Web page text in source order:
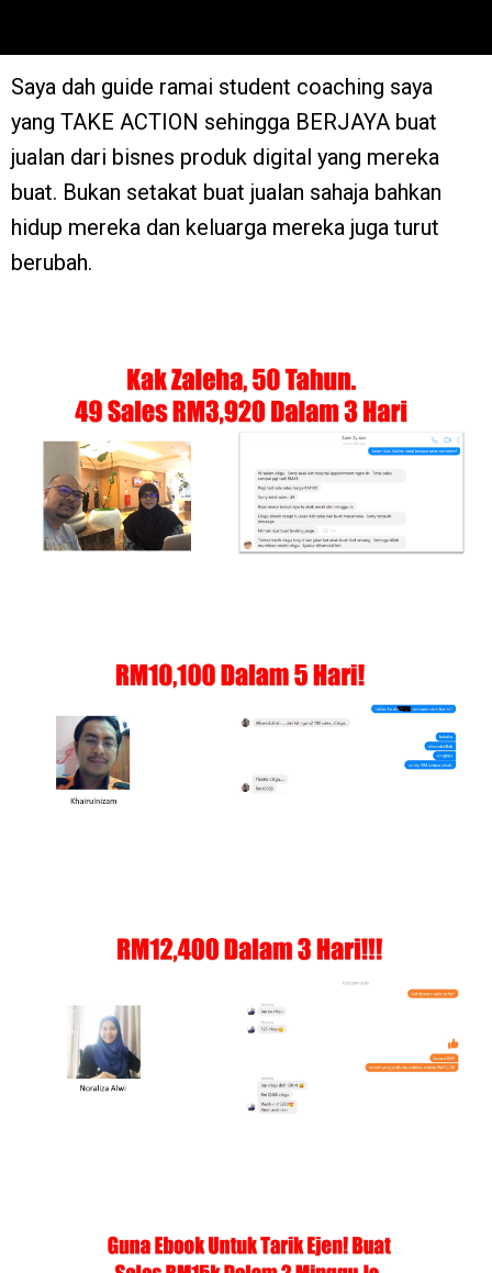
Saya dah guide ramai student coaching saya
yang TAKE ACTION sehingga BERJAYA buat
jualan dari bisnes produk digital yang mereka
buat. Bukan setakat buat jualan sahaja bahkan
hidup mereka dan keluarga mereka juga turut
berubah.